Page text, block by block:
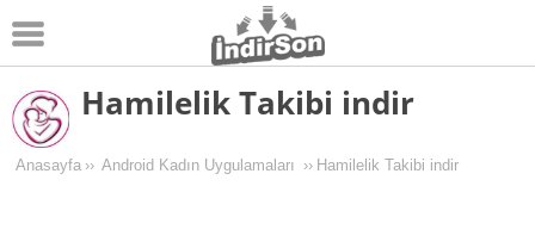
Android
Pc Oyunları
Hamilelik Takibi indir
Anasayfa ›› Android Kadın Uygulamaları ›› Hamilelik Takibi indir